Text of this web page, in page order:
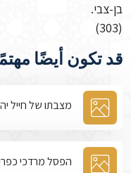
בן-צבי.
(303)
قد تكون أيضًا
מצבתו של חייל
הפסל מרדכי כפרי,